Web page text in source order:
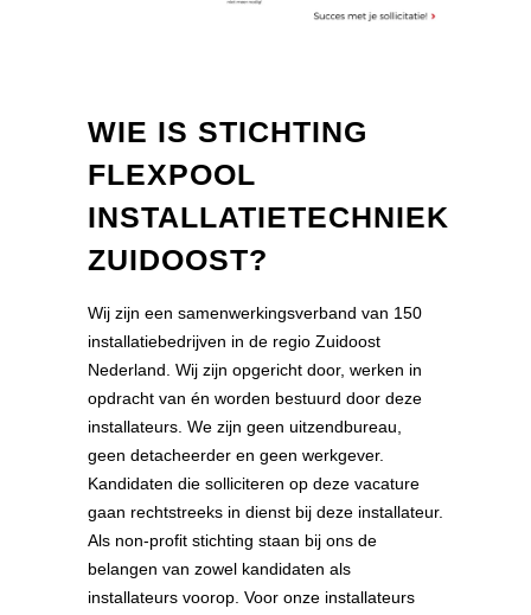
WIE IS STICHTING
FLEXPOOL
INSTALLATIETECHNIEK
ZUIDOOST?
Wij zijn een samenwerkingsverband van 150
installatiebedrijven in de regio Zuidoost
Nederland. Wij zijn opgericht door, werken in
opdracht van én worden bestuurd door deze
installateurs. We zijn geen uitzendbureau,
geen detacheerder en geen werkgever.
Kandidaten die solliciteren op deze vacature
gaan rechtstreeks in dienst bij deze installateur.
Als non-profit stichting staan bij ons de
belangen van zowel kandidaten als
installateurs voorop. Voor onze installateurs